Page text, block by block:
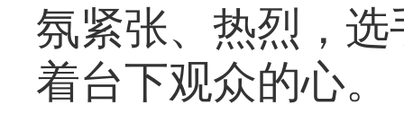
氛紧张、热烈，
着台下观众的心。